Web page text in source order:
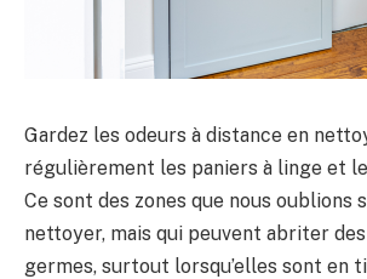
Gardez les odeurs à distance en
régulièrement les paniers à linge et
Ce sont des zones que nous oublions
nettoyer, mais qui peuvent abriter
germes, surtout lorsqu’elles sont en